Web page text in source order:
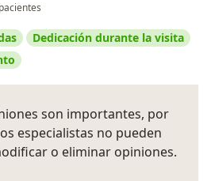
Dedicación durante la visita
son importantes, por
especialistas no pueden
o eliminar opiniones.